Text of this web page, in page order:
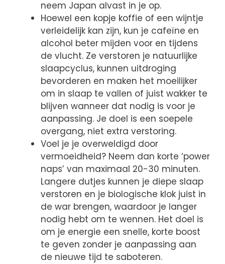
neem Japan alvast in je op.
Hoewel een kopje koffie of een wijntje
verleidelijk kan zijn, kun je cafeïne en
alcohol beter mijden voor en tijdens
de vlucht. Ze verstoren je natuurlijke
slaapcyclus, kunnen uitdroging
bevorderen en maken het moeilijker
om in slaap te vallen of juist wakker te
blijven wanneer dat nodig is voor je
aanpassing. Je doel is een soepele
overgang, niet extra verstoring.
Voel je je overweldigd door
vermoeidheid? Neem dan korte ‘power
naps’ van maximaal 20-30 minuten.
Langere dutjes kunnen je diepe slaap
verstoren en je biologische klok juist in
de war brengen, waardoor je langer
nodig hebt om te wennen. Het doel is
om je energie een snelle, korte boost
te geven zonder je aanpassing aan
de nieuwe tijd te saboteren.